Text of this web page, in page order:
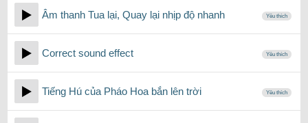
Âm thanh Tua lại, Quay lại nhịp độ nhanh Yêu thích
Correct sound effect Yêu thích
Tiếng Hú của Pháo Hoa bắn lên trời Yêu thích